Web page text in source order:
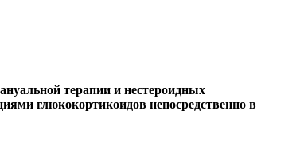
терапии и нестероидных
глюкокортикоидов непосредственно в